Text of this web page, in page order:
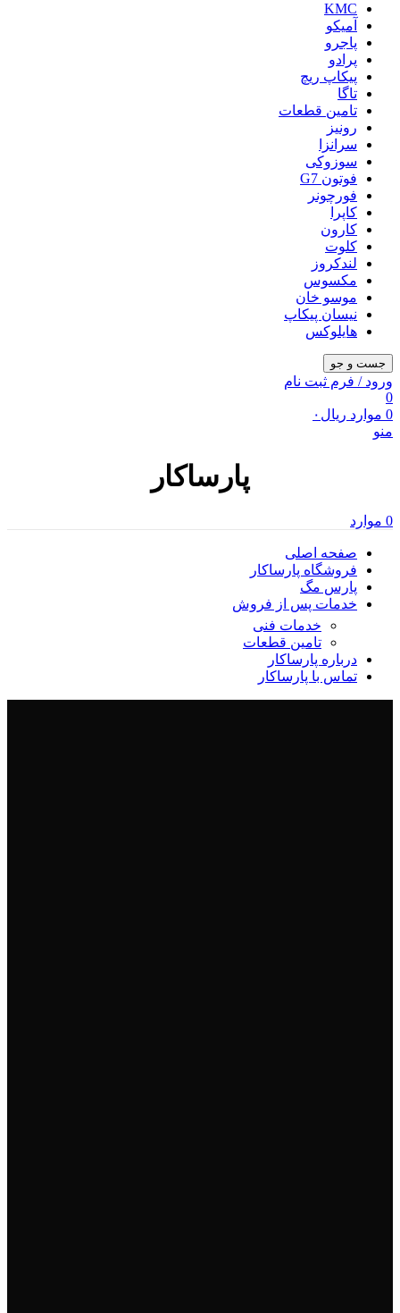
KMC
آمیکو
پاجرو
پرادو
پیکاپ ریچ
تاگا
تامین قطعات
رونیز
سرانزا
سوزوکی
فوتون G7
فورچونر
کاپرا
کارون
کلوت
لندکروز
مکسوس
موسو خان
نیسان پیکاپ
هایلوکس
جست و جو
ورود / فرم ثبت نام
0
0 موارد ریال ۰
منو
پارساکار
0 موارد
صفحه اصلی
فروشگاه پارساکار
پارس مگ
خدمات پس از فروش
خدمات فنی
تامین قطعات
درباره پارساکار
تماس با پارساکار